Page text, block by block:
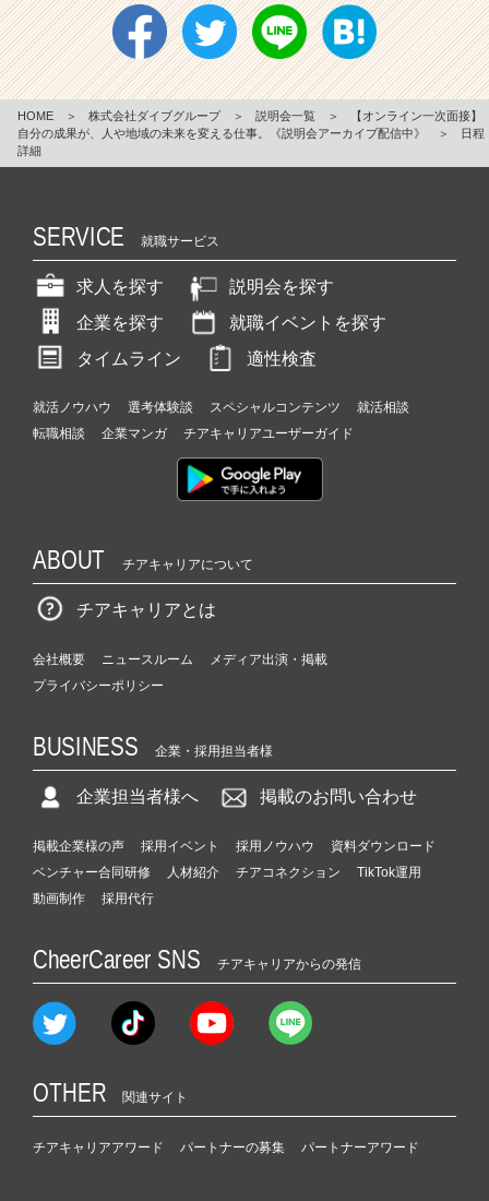
HOME ＞ 株式会社ダイブグループ ＞ 説明会一覧 ＞
【オンライン一次面接】
自分の成果が、人や地域の未来を変える仕事。《説明会アーカイブ配信中》
＞
日程
詳細
SERVICE 就職サービス
求人を探す
説明会を探す
企業を探す
就職イベントを探す
タイムライン
適性検査
就活ノウハウ 選考体験談 スペシャルコンテンツ
就活相談
転職相談
企業マンガ チアキャリアユーザーガイド
ABOUT チアキャリアについて
チアキャリアとは
会社概要 ニュースルーム
メディア出演・掲載
プライバシーポリシー
BUSINESS 企業・採用担当者様
企業担当者様へ 掲載のお問い合わせ
掲載企業様の声 採用イベント 採用ノウハウ
資料ダウンロード
ベンチャー合同研修
人材紹介 チアコネクション
TikTok運用
動画制作
採用代行
CheerCareer SNS チアキャリアからの発信
OTHER 関連サイト
チアキャリアアワード パートナーの募集 パートナーアワード